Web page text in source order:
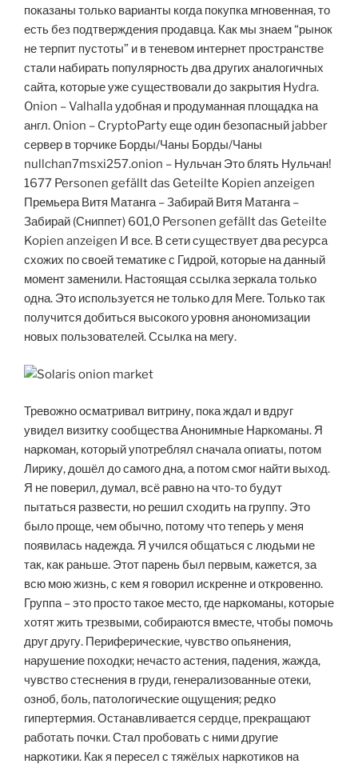
показаны только варианты когда покупка мгновенная, то
есть без подтверждения продавца. Как мы знаем “рынок
не терпит пустоты” и в теневом интернет пространстве
стали набирать популярность два других аналогичных
сайта, которые уже существовали до закрытия Hydra.
Onion – Valhalla удобная и продуманная площадка на
англ. Onion – CryptoParty еще один безопасный jabber
сервер в торчике Борды/Чаны Борды/Чаны
nullchan7msxi257.onion – Нульчан Это блять Нульчан!
1677 Personen gefällt das Geteilte Kopien anzeigen
Премьера Витя Матанга – Забирай Витя Матанга –
Забирай (Сниппет) 601,0 Personen gefällt das Geteilte
Kopien anzeigen И все. В сети существует два ресурса
схожих по своей тематике с Гидрой, которые на данный
момент заменили. Настоящая ссылка зеркала только
одна. Это используется не только для Меге. Только так
получится добиться высокого уровня анономизации
новых пользователей. Ссылка на мегу.
Тревожно осматривал витрину, пока ждал и вдруг
увидел визитку сообщества Анонимные Наркоманы. Я
наркоман, который употреблял сначала опиаты, потом
Лирику, дошёл до самого дна, а потом смог найти выход.
Я не поверил, думал, всё равно на что-то будут
пытаться развести, но решил сходить на группу. Это
было проще, чем обычно, потому что теперь у меня
появилась надежда. Я учился общаться с людьми не
так, как раньше. Этот парень был первым, кажется, за
всю мою жизнь, с кем я говорил искренне и откровенно.
Группа – это просто такое место, где наркоманы, которые
хотят жить трезвыми, собираются вместе, чтобы помочь
друг другу. Периферические, чувство опьянения,
нарушение походки; нечасто астения, падения, жажда,
чувство стеснения в груди, генерализованные отеки,
озноб, боль, патологические ощущения; редко
гипертермия. Останавливается сердце, прекращают
работать почки. Стал пробовать с ними другие
наркотики. Как я пересел с тяжёлых наркотиков на